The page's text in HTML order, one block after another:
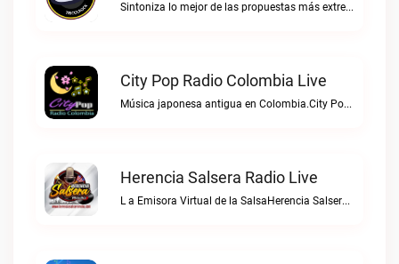
Sintoniza lo mejor de las propuestas más extremas y virtuosas del metal colombianoNegro Tricolrock live
City Pop Radio Colombia Live
Música japonesa antigua en Colombia.City Pop Radio Colombia live
Herencia Salsera Radio Live
L a Emisora Virtual de la SalsaHerencia Salsera Radio live